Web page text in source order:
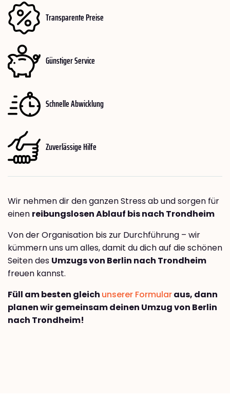
Transparente Preise
Günstiger Service
Schnelle Abwicklung
Zuverlässige Hilfe
Wir nehmen dir den ganzen Stress ab und sorgen für
einen reibungslosen Ablauf bis nach Trondheim
Von der Organisation bis zur Durchführung – wir
kümmern uns um alles, damit du dich auf die schönen
Seiten des Umzugs von Berlin nach Trondheim
freuen kannst.
Füll am besten gleich unserer Formularaus, dann
planen wir gemeinsam deinen Umzug von Berlin
nach Trondheim!